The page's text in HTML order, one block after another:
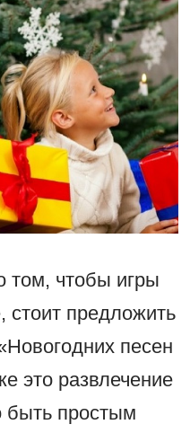
том, чтобы игры
предложить
песен
это развлечение
быть простым